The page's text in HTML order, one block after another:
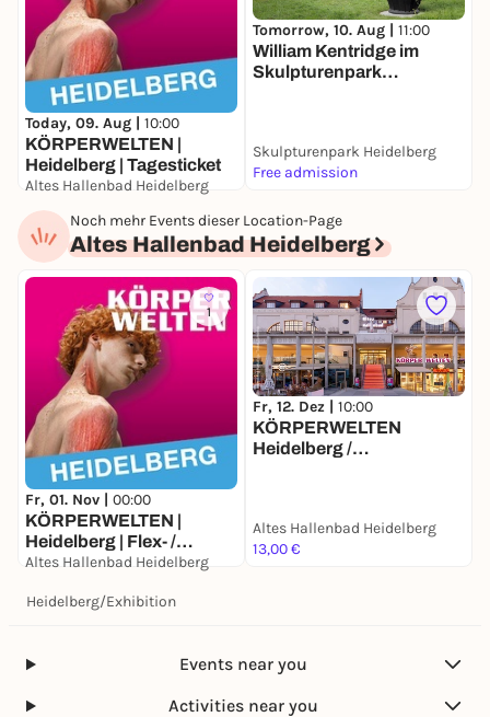
Today, 09. Aug | 10:00
KÖRPERWELTEN |
Heidelberg | Tagesticket
Altes Hallenbad Heidelberg
21,00 to 23,00 €
Tomorrow, 10. Aug | 11:00
William Kentridge im
Skulpturenpark
Skulpturenpark Heidelberg
Free admission
Noch mehr Events dieser Location-Page
Altes Hallenbad Heidelberg
1
Fr, 01. Nov | 00:00
KÖRPERWELTEN |
Heidelberg | Flex- /
Geschenkticket
Altes Hallenbad Heidelberg
Fr, 12. Dez | 10:00
KÖRPERWELTEN
Heidelberg /
Altes Hallenbad Heidelberg
13,00 €
Heidelberg/Exhibition
Events near you
Activities near you